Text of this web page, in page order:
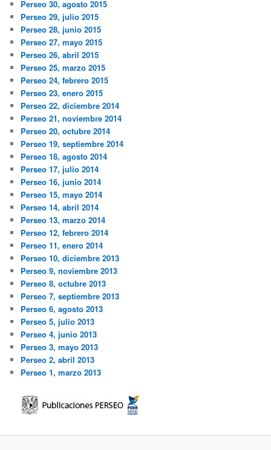
Perseo 30, agosto 2015
Perseo 29, julio 2015
Perseo 28, junio 2015
Perseo 27, mayo 2015
Perseo 26, abril 2015
Perseo 25, marzo 2015
Perseo 24, febrero 2015
Perseo 23, enero 2015
Perseo 22, diciembre 2014
Perseo 21, noviembre 2014
Perseo 20, octubre 2014
Perseo 19, septiembre 2014
Perseo 18, agosto 2014
Perseo 17, julio 2014
Perseo 16, junio 2014
Perseo 15, mayo 2014
Perseo 14, abril 2014
Perseo 13, marzo 2014
Perseo 12, febrero 2014
Perseo 11, enero 2014
Perseo 10, diciembre 2013
Perseo 9, noviembre 2013
Perseo 8, octubre 2013
Perseo 7, septiembre 2013
Perseo 6, agosto 2013
Perseo 5, julio 2013
Perseo 4, junio 2013
Perseo 3, mayo 2013
Perseo 2, abril 2013
Perseo 1, marzo 2013